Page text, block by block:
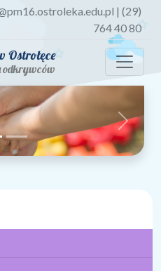
| (29)
764 40 80
Ostrołęce
odkrywców
Next